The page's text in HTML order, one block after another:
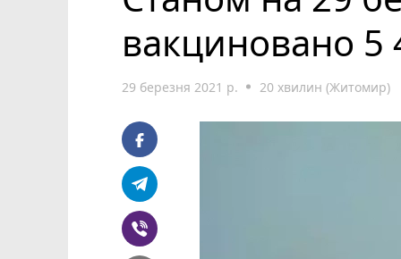
вакциновано 5
29 березня 2021 р. 20 хвилин (Житомир)